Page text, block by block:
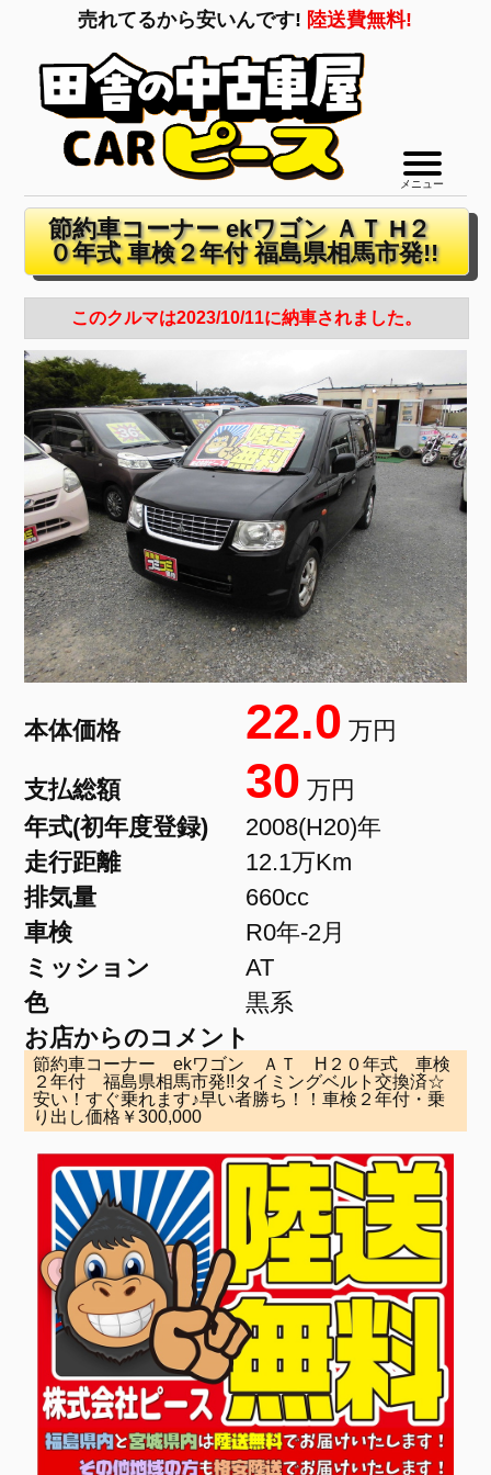
売れてるから安いんです! 陸送費無料!
メニュー
節約車コーナー ekワゴン ＡＴ H２
０年式 車検２年付 福島県相馬市発!!
このクルマは2023/10/11に納車されました。
本体価格 22.0 万円
支払総額 30 万円
年式(初年度登録)
2008(H20)年
走行距離
12.1万Km
排気量
660cc
車検
R0年-2月
ミッション
AT
色
黒系
お店からのコメント
節約車コーナー ekワゴン ＡＴ H２０年式 車検
２年付 福島県相馬市発!!タイミングベルト交換済☆
安い！すぐ乗れます♪早い者勝ち！！車検２年付・乗
り出し価格￥300,000